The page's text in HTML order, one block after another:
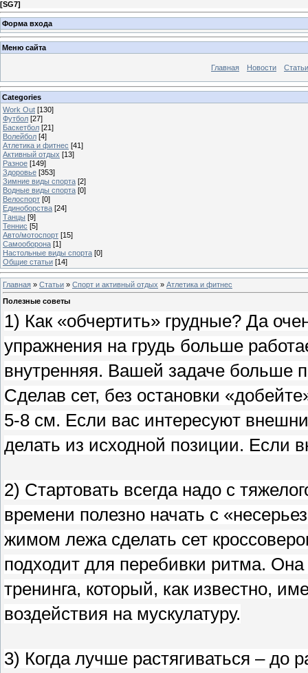
[SG7]
Форма входа
Меню сайта
Главная Новости Статьи
Categories
Work Out [130]
Футбол [27]
Баскетбол [21]
Волейбол [4]
Атлетика и фитнес [41]
Активный отдых [13]
Разное [149]
Здоровье [353]
Зимние виды спорта [2]
Водные виды спорта [0]
Велоспорт [0]
Единоборства [24]
Танцы [9]
Теннис [5]
Авто/мотоспорт [15]
Самооборона [1]
Настольные виды спорта [0]
Общие статьи [14]
Главная » Статьи » Спорт и активный отдых » Атлетика и фитнес
Полезные советы
1) Как «обчертить» грудные? Да
упражнения на грудь больше
внутренняя. Вашей задаче больше
Сделав сет, без остановки
5-8 см. Если вас интересуют
делать из исходной позиции. Если
2) Стартовать всегда надо с
времени полезно начать с
жимом лежа сделать сет
подходит для перебивки ритма.
тренинга, который, как известно,
воздействия на мускулатуру.
3) Когда лучше растягиваться – до